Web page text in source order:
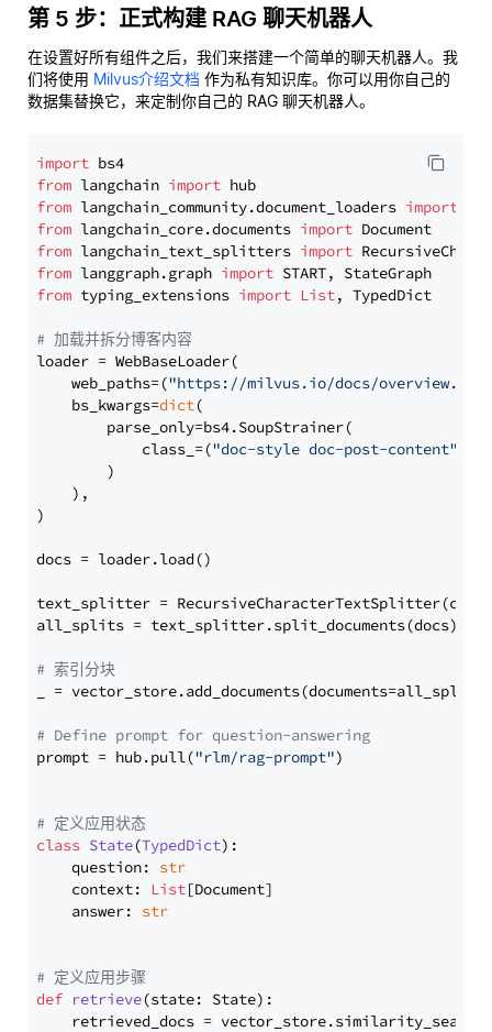
第 5 步：正式构建 RAG 聊天机器人
在设置好所有组件之后，我们来搭建一个简单的聊天机器人。我
们将使用 Milvus介绍文档 作为私有知识库。你可以用你自己的
数据集替换它，来定制你自己的 RAG 聊天机器人。
import
from langchain import
from langchain_community.document_loaders import
from langchain_core.documents import
from langchain_text_splitters import
from langgraph.graph import
from typing_extensions import List, TypedDict
# 加载并拆分博客内容
loader = WebBaseLoader(
    web_paths=(
"https://milvus.io/docs/overview.md"
    bs_kwargs=
dict(
        parse_only=bs4.SoupStrainer(
            class_=(
"doc-style doc-post-content"
        )
    ),
)
docs = loader.load()
text_splitter =
all_splits = text_splitter.split_documents(docs)
# 索引分块
_ = vector_store.add_documents(documents=all_splits)
# Define prompt for question-answering
prompt = hub.pull("rlm/rag-prompt")
# 定义应用状态
class State(TypedDict):
    question:
str
    context:
List[Document]
    answer:
str
# 定义应用步骤
def retrieve(state: State):
retrieved_docs =